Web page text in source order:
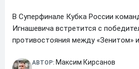
В Суперфинале Кубка России
Игнашевича встретится с
противостояния между «Зенитом»
АВТОР: Максим Кирсанов